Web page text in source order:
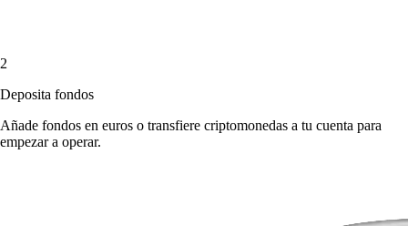
2
Deposita fondos
Añade fondos en euros o transfiere criptomonedas a tu cuenta para
empezar a operar.